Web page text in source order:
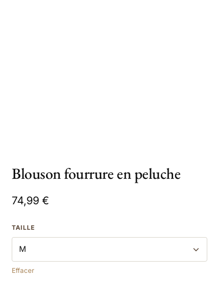
Blouson fourrure en peluche
74,99 €
TAILLE
Effacer